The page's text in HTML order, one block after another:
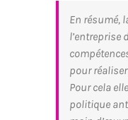
En résumé,
l’entreprise
pour
Pour cela
politique